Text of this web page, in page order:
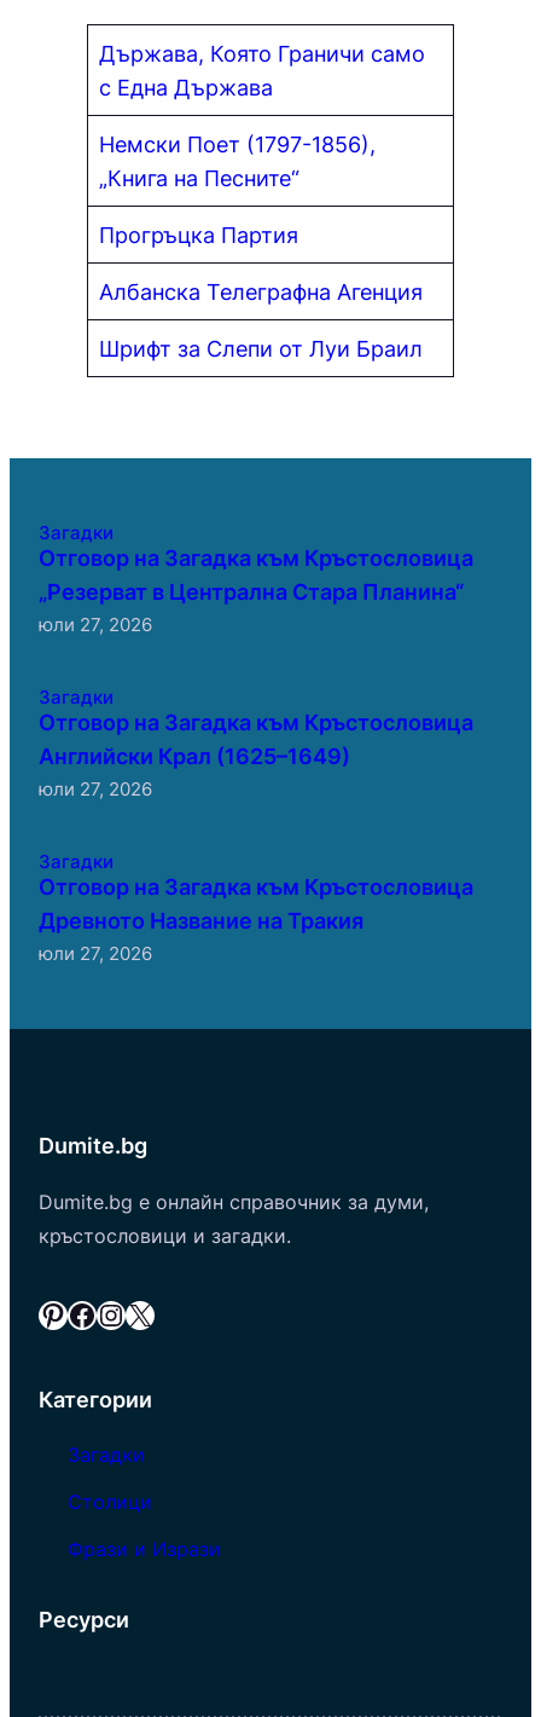
Държава, Която Граничи само
с Една Държава
Немски Поет (1797-1856),
„Книга на Песните“
Прогръцка Партия
Албанска Телеграфна Агенция
Шрифт за Слепи от Луи Браил
Загадки
Отговор на Загадка към Кръстословица
„Резерват в Централна Стара Планина“
юли 27, 2026
Загадки
Отговор на Загадка към Кръстословица
Английски Крал (1625–1649)
юли 27, 2026
Загадки
Отговор на Загадка към Кръстословица
Древното Название на Тракия
юли 27, 2026
Dumite.bg
Dumite.bg е онлайн справочник за думи,
кръстословици и загадки.
Pinterest Facebook InstagramX
Категории
Загадки
Столици
Фрази и Изрази
Ресурси